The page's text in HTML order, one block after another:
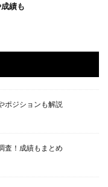
績も
ポジションも解説
査！成績もまとめ